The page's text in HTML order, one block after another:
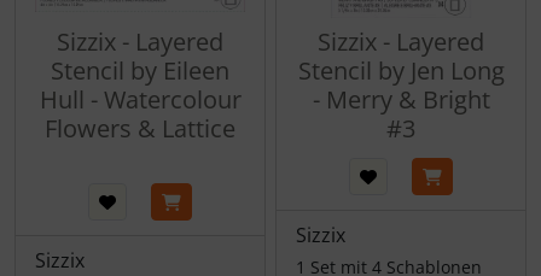
Sizzix - Layered
Stencil by Eileen
Hull - Watercolour
Flowers & Lattice
Sizzix
Sizzix - Layered
Stencil by Jen Long
- Merry & Bright
#3
Sizzix
1 Set mit 4 Schablonen